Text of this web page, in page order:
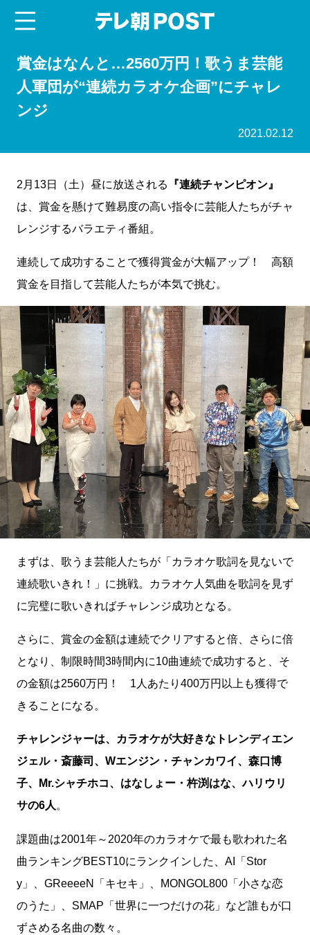
賞金はなんと…2560万円！歌うま芸能
人軍団が“連続カラオケ企画”にチャレ
ンジ
2021.02.12
2月13日（土）昼に放送される
『連続チャンピオン』
は、賞金を懸けて難易度の高い指令に芸能人たちがチャ
レンジするバラエティ番組。
連続して成功することで獲得賞金が大幅アップ！ 高額
賞金を目指して芸能人たちが本気で挑む。
まずは、歌うま芸能人たちが「カラオケ歌詞を見ないで
連続歌いきれ！」に挑戦。カラオケ人気曲を歌詞を見ず
に完璧に歌いきればチャレンジ成功となる。
さらに、賞金の金額は連続でクリアすると倍、さらに倍
となり、制限時間3時間内に10曲連続で成功すると、そ
の金額は2560万円！ 1人あたり400万円以上も獲得で
きることになる。
チャレンジャーは、カラオケが大好きなトレンディエン
ジェル・斎藤司、Wエンジン・チャンカワイ、森口博
子、Mr.シャチホコ、はなしょー・杵渕はな、ハリウリ
サの6人 。
課題曲は2001年～2020年のカラオケで最も歌われた名
曲ランキングBEST10にランクインした、AI「Stor
y」、GReeeeN「キセキ」、MONGOL800「小さな恋
のうた」、SMAP「世界に一つだけの花」など誰もが口
ずさめる名曲の数々。